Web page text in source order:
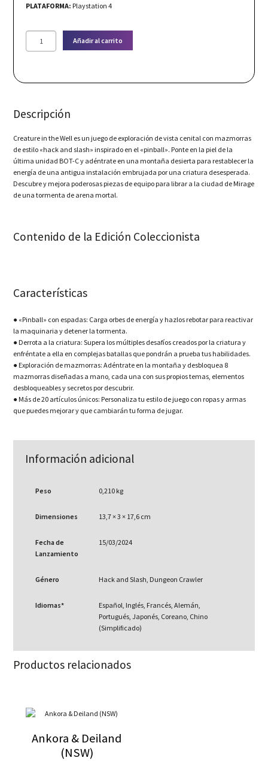
PLATAFORMA: Playstation 4
Creature
-
(PS4)
Añadir al carrito
Descripción
Creature in the Well es un juego de exploración de vista cenital con mazmorras
de estilo «hack and slash» inspirado en el «pinball». Ponte en la piel de la
última unidad BOT-C y adéntrate en una montaña desierta para restablecer la
energía de una antigua instalación embrujada por una criatura desesperada.
Descubre y mejora poderosas piezas de equipo para librar a la ciudad de Mirage
de una tormenta de arena mortal.
Contenido de la Edición Coleccionista
Características
● «Pinball» con espadas: Carga orbes de energía y hazlos rebotar para reactivar
la maquinaria y detener la tormenta.
● Derrota a la criatura: Supera los múltiples desafíos creados por la criatura y
enfréntate a ella en complejas batallas que pondrán a prueba tus habilidades.
● Exploración de mazmorras: Adéntrate en la montaña y desbloquea 8
mazmorras diseñadas a mano, cada una con sus propios temas, elementos
desbloqueables y secretos por descubrir.
● Más de 20 artículos únicos: Personaliza tu estilo de juego con ropas y armas
que puedes mejorar y que cambiarán tu forma de jugar.
Información adicional
Peso 0,210 kg
Dimensiones 13,7 × 3 × 17,6 cm
Fecha de
Lanzamiento
15/03/2024
Género Hack and Slash, Dungeon Crawler
Idiomas*
Español, Inglés, Francés, Alemán,
Portugués, Japonés, Coreano, Chino
(Simplificado)
Productos relacionados
Ankora & Deiland
(NSW)